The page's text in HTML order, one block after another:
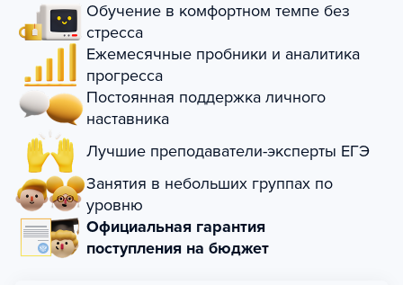
Обучение в комфортном темпе без
стресса
Ежемесячные пробники и аналитика
прогресса
Постоянная поддержка личного
наставника
Лучшие преподаватели-эксперты ЕГЭ
Занятия в небольших группах по
уровню
Официальная гарантия
поступления на бюджет